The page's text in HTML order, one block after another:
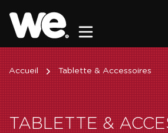
Accueil Tablette & Accessoires
TABLETTE &